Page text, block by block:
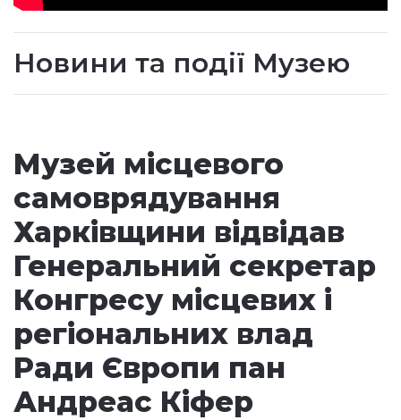
Новини та події Музею
Музей місцевого
самоврядування
Харківщини відвідав
Генеральний секретар
Конгресу місцевих і
регіональних влад
Ради Європи пан
Андреас Кіфер